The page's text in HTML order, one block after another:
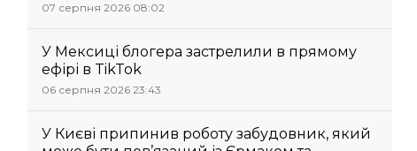
07 серпня 2026 08:02
У Мексиці блогера застрелили в прямому
ефірі в TikTok
06 серпня 2026 23:43
У Києві припинив роботу забудовник, який